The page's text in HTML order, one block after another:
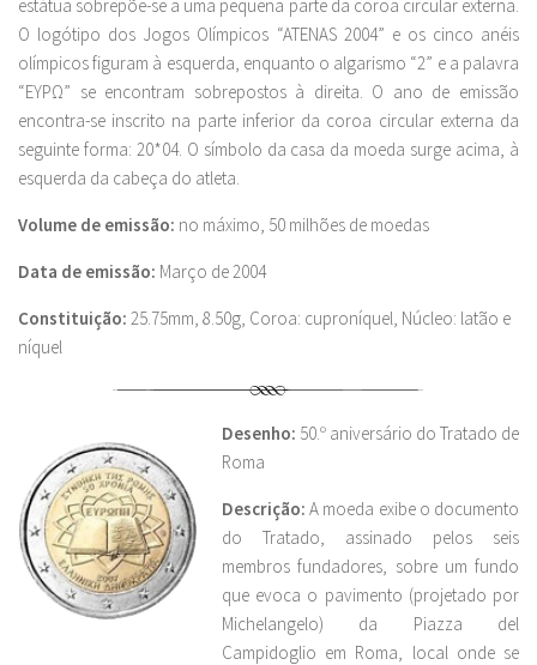
estátua sobrepõe-se a uma pequena parte da coroa circular externa.
O logótipo dos Jogos Olímpicos “ATENAS 2004” e os cinco anéis
olímpicos figuram à esquerda, enquanto o algarismo “2” e a palavra
“ΕΥΡΩ” se encontram sobrepostos à direita. O ano de emissão
encontra-se inscrito na parte inferior da coroa circular externa da
seguinte forma: 20*04. O símbolo da casa da moeda surge acima, à
esquerda da cabeça do atleta.
Volume de emissão: no máximo, 50 milhões de moedas
Data de emissão: Março de 2004
Constituição: 25.75mm, 8.50g, Coroa: cuproníquel, Núcleo: latão e
níquel
Desenho: 50.º aniversário do Tratado de
Roma
Descrição: A moeda exibe o documento
do Tratado, assinado pelos seis
membros fundadores, sobre um fundo
que evoca o pavimento (projetado por
Michelangelo) da Piazza del
Campidoglio em Roma, local onde se